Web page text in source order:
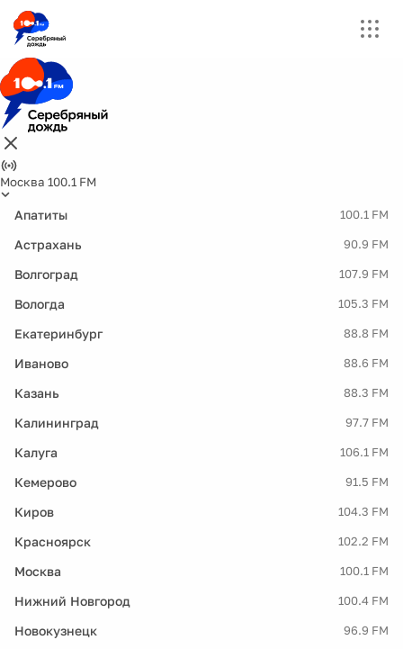
Москва 100.1 FM
Апатиты 100.1 FM
Астрахань 90.9 FM
Волгоград 107.9 FM
Вологда 105.3 FM
Екатеринбург 88.8 FM
Иваново 88.6 FM
Казань 88.3 FM
Калининград 97.7 FM
Калуга 106.1 FM
Кемерово 91.5 FM
Киров 104.3 FM
Красноярск 102.2 FM
Москва 100.1 FM
Нижний Новгород 100.4 FM
Новокузнецк 96.9 FM